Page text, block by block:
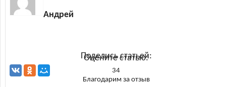
Андрей
Поделись статьей:
Оцените статью:
34
Благодарим за отзыв